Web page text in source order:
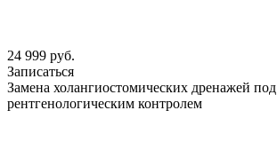
24 999 руб.
Записаться
Замена холангиостомических дренажей под
рентгенологическим контролем